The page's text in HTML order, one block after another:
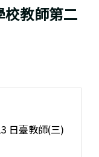
教師第二
日臺教師(三)